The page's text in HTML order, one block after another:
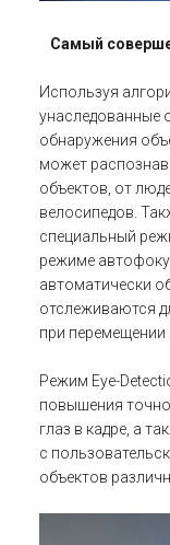
Самый
Используя
унаследованные
обнаружения
может
объектов, от
велосипедов.
специальный
режиме
автоматически
отслеживаются
при перемещении
Режим Eye-
повышения
глаз в кадре, а
с
объектов